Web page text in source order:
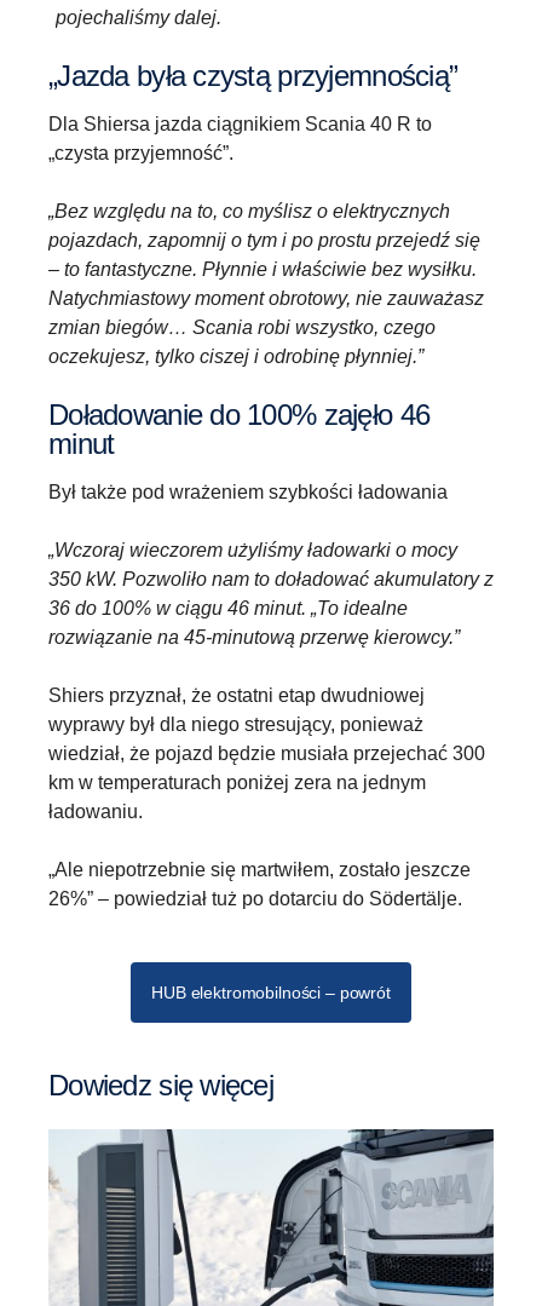
pojechaliśmy dalej.
„Jazda była czystą przyjemnością”
Dla Shiersa jazda ciągnikiem Scania 40 R to
„czysta przyjemność”.
„Bez względu na to, co myślisz o elektrycznych
pojazdach, zapomnij o tym i po prostu przejedź się
– to fantastyczne. Płynnie i właściwie bez wysiłku.
Natychmiastowy moment obrotowy, nie zauważasz
zmian biegów… Scania robi wszystko, czego
oczekujesz, tylko ciszej i odrobinę płynniej.”
Doładowanie do 100% zajęło 46
minut
Był także pod wrażeniem szybkości ładowania
„Wczoraj wieczorem użyliśmy ładowarki o mocy
350 kW. Pozwoliło nam to doładować akumulatory z
36 do 100% w ciągu 46 minut. „To idealne
rozwiązanie na 45-minutową przerwę kierowcy.”
Shiers przyznał, że ostatni etap dwudniowej
wyprawy był dla niego stresujący, ponieważ
wiedział, że pojazd będzie musiała przejechać 300
km w temperaturach poniżej zera na jednym
ładowaniu.
„Ale niepotrzebnie się martwiłem, zostało jeszcze
26%” – powiedział tuż po dotarciu do Södertälje.
HUB elektromobilności – powrót
Dowiedz się więcej